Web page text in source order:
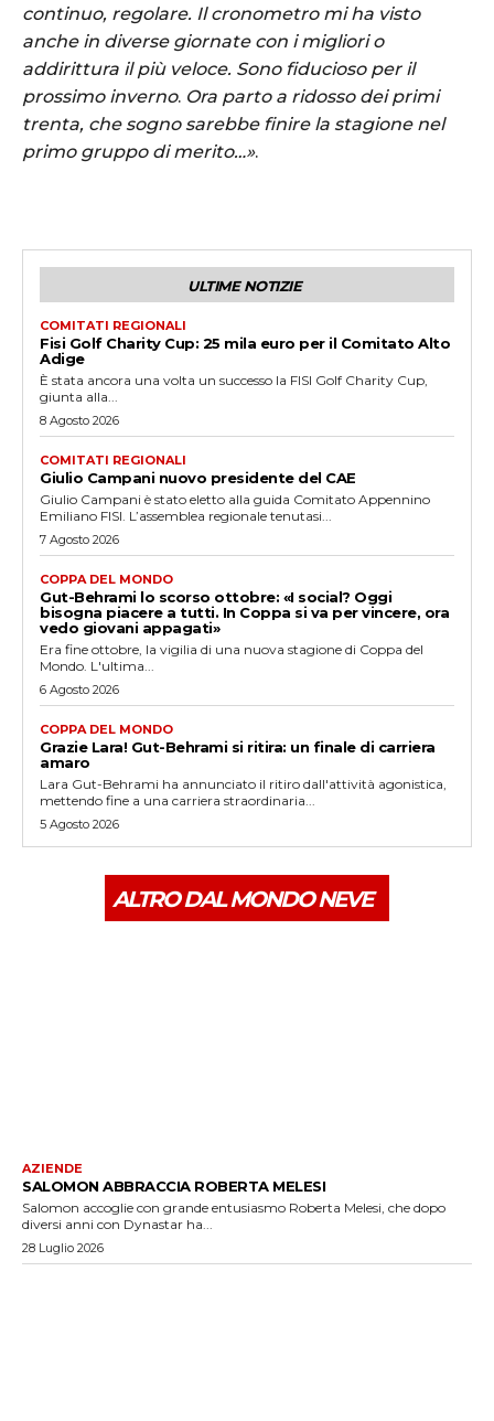
continuo, regolare. Il cronometro mi ha visto
anche in diverse giornate con i migliori o
addirittura il più veloce. Sono fiducioso per il
prossimo inverno. Ora parto a ridosso dei primi
trenta, che sogno sarebbe finire la stagione nel
primo gruppo di merito…».
ULTIME NOTIZIE
COMITATI REGIONALI
Fisi Golf Charity Cup: 25 mila euro per il Comitato Alto
Adige
È stata ancora una volta un successo la FISI Golf Charity Cup,
giunta alla...
8 Agosto 2026
COMITATI REGIONALI
Giulio Campani nuovo presidente del CAE
Giulio Campani è stato eletto alla guida Comitato Appennino
Emiliano FISI. L’assemblea regionale tenutasi...
7 Agosto 2026
COPPA DEL MONDO
Gut-Behrami lo scorso ottobre: «I social? Oggi
bisogna piacere a tutti. In Coppa si va per vincere, ora
vedo giovani appagati»
Era fine ottobre, la vigilia di una nuova stagione di Coppa del
Mondo. L'ultima...
6 Agosto 2026
COPPA DEL MONDO
Grazie Lara! Gut-Behrami si ritira: un finale di carriera
amaro
Lara Gut-Behrami ha annunciato il ritiro dall'attività agonistica,
mettendo fine a una carriera straordinaria...
5 Agosto 2026
ALTRO DAL MONDO NEVE
AZIENDE
SALOMON ABBRACCIA ROBERTA MELESI
Salomon accoglie con grande entusiasmo Roberta Melesi, che dopo
diversi anni con Dynastar ha...
28 Luglio 2026